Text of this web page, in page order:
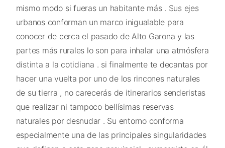
mismo modo si fueras un habitante más . Sus ejes
urbanos conforman un marco inigualable para
conocer de cerca el pasado de Alto Garona y las
partes más rurales lo son para inhalar una atmósfera
distinta a la cotidiana . si finalmente te decantas por
hacer una vuelta por uno de los rincones naturales
de su tierra , no carecerás de itinerarios senderistas
que realizar ni tampoco bellísimas reservas
naturales por desnudar . Su entorno conforma
especialmente una de las principales singularidades